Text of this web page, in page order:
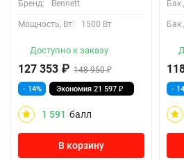
Бренд: Bennett
Мощность, Вт: 1500 Вт
Доступно к заказу
127 353 ₽ 148 950₽
- 14% Экономия 21 597 ₽
1 591 балл
В корзину
Бак
Бак
-